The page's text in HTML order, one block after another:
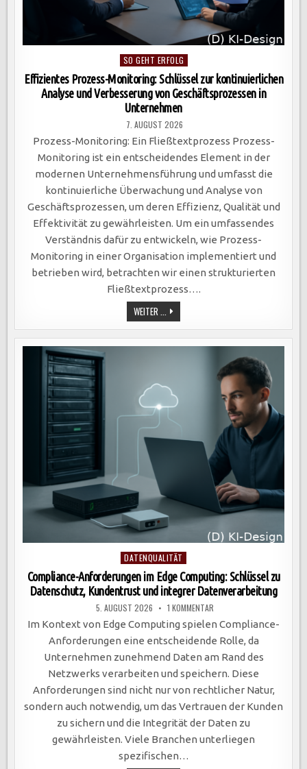
Posted
in
SO GEHT ERFOLG
Effizientes Prozess-Monitoring: Schlüssel zur kontinuierlichen
Analyse und Verbesserung von Geschäftsprozessen in
Unternehmen
7. AUGUST 2026
Prozess-Monitoring: Ein Fließtextprozess Prozess-
Monitoring ist ein entscheidendes Element in der
modernen Unternehmensführung und umfasst die
kontinuierliche Überwachung und Analyse von
Geschäftsprozessen, um deren Effizienz, Qualität und
Effektivität zu gewährleisten. Um ein umfassendes
Verständnis dafür zu entwickeln, wie Prozess-
Monitoring in einer Organisation implementiert und
betrieben wird, betrachten wir einen strukturierten
Fließtextprozess….
WEITER ... EFFIZIENTES
PROZESS-
MONITORING:
SCHLÜSSEL
ZUR
VERBESSERUNG
VON
GESCHÄFTSPROZESSEN
IN
UNTERNEHMEN
Posted
in
DATENQUALITÄT
Compliance-Anforderungen im Edge Computing: Schlüssel zu
Datenschutz, Kundentrust und integrer Datenverarbeitung
5. AUGUST 2026 1 KOMMENTARZU
COMPLIANCE-
ANFORDERUNGEN
IM
EDGE
COMPUTING:
SCHLÜSSEL
ZU
DATENSCHUTZ,
KUNDENTRUST
UND
INTEGRER
DATENVERARBEITUNG
Im Kontext von Edge Computing spielen Compliance-
Anforderungen eine entscheidende Rolle, da
Unternehmen zunehmend Daten am Rand des
Netzwerks verarbeiten und speichern. Diese
Anforderungen sind nicht nur von rechtlicher Natur,
sondern auch notwendig, um das Vertrauen der Kunden
zu sichern und die Integrität der Daten zu
gewährleisten. Viele Branchen unterliegen
spezifischen…